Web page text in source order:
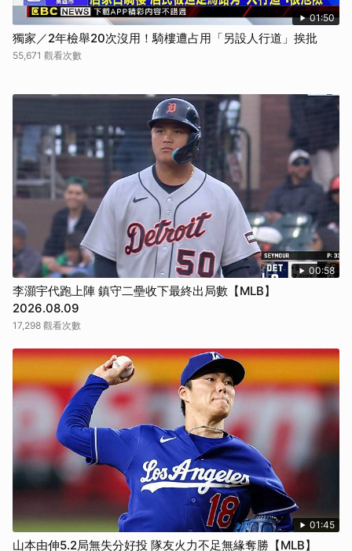
01:50
獨家／2年檢舉20次沒用！騎樓遭占用「另設人行道」挨批
55,671 觀看次數
00:58
李灝宇代跑上陣 鎮守二壘收下最終出局數【MLB】
2026.08.09
17,298 觀看次數
01:45
山本由伸5.2局無失分好投 隊友火力不足無緣奪勝【MLB】